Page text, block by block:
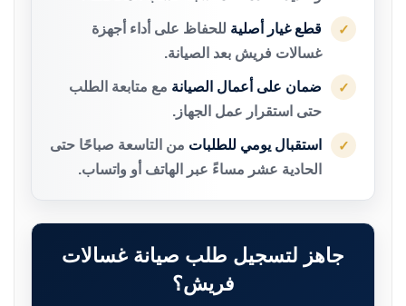
✓ قطع غيار أصلية للحفاظ على أداء أجهزة
غسالات فريش بعد الصيانة.
✓ ضمان على أعمال الصيانة مع متابعة الطلب
حتى استقرار عمل الجهاز.
✓ استقبال يومي للطلبات من التاسعة صباحًا حتى
الحادية عشر مساءً عبر الهاتف أو واتساب.
جاهز لتسجيل طلب صيانة غسالات
فريش؟